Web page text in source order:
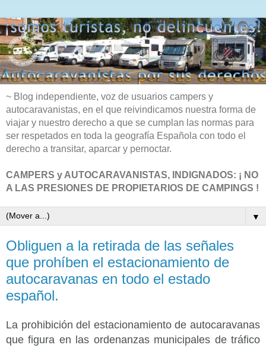
~ Blog independiente, voz de usuarios campers y
autocaravanistas, en el que reivindicamos nuestra forma de
viajar y nuestro derecho a que se cumplan las normas para
ser respetados en toda la geografía Española con todo el
derecho a transitar, aparcar y pernoctar.
CAMPERS y AUTOCARAVANISTAS, INDIGNADOS: ¡ NO
A LAS PRESIONES DE PROPIETARIOS DE CAMPINGS !
▼
Obliguen a la retirada de las señales
que prohíben el estacionamiento de
autocaravanas en todo el estado
español.
La prohibición del estacionamiento de autocaravanas
que figura en las ordenanzas municipales de tráfico